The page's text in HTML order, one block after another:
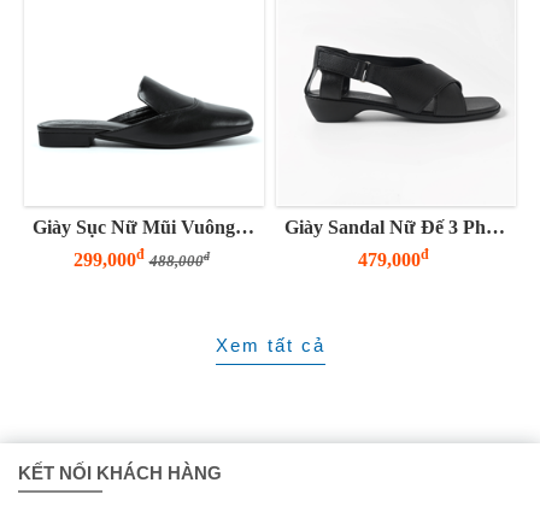
Giày Sục Nữ Mũi Vuông Đế Thấp YOMI
299,000đ 488,000đ
Giày Sandal Nữ Đế 3 Phân Cross New
479,000đ
Xem tất cả
KẾT NỐI KHÁCH HÀNG